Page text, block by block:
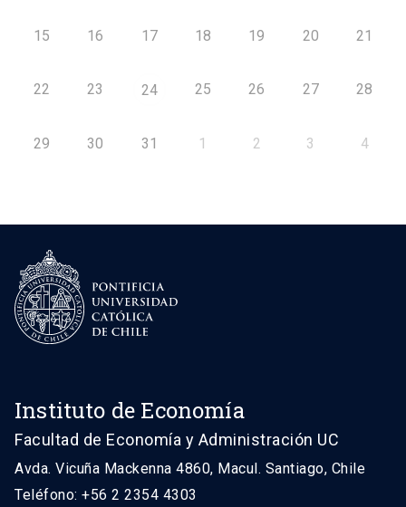
15 16 17 18 19 20 21
22 23 24 25 26 27 28
29 30 31 1 2 3 4
Instituto de Economía
Facultad de Economía y Administración UC
Avda. Vicuña Mackenna 4860, Macul. Santiago, Chile
Teléfono: +56 2 2354 4303